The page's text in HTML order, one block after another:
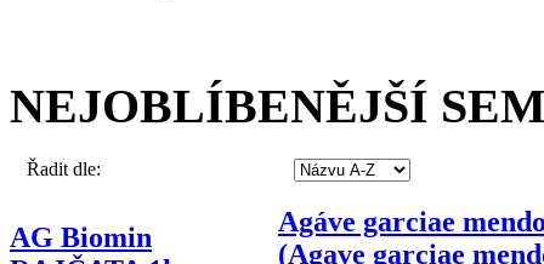
NEJOBLÍBENĚJŠÍ
Řadit dle:
AG Biomin
Agáve garciae
(Agave garciae